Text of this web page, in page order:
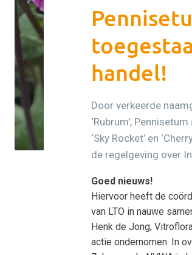
handel!
Door verkeerde
‘Rubrum’,
‘Sky Rocket’ en
de regelgeving over
Goed nieuws!
Hiervoor heeft de
van LTO in nauwe
Henk de Jong,
actie ondernomen. In